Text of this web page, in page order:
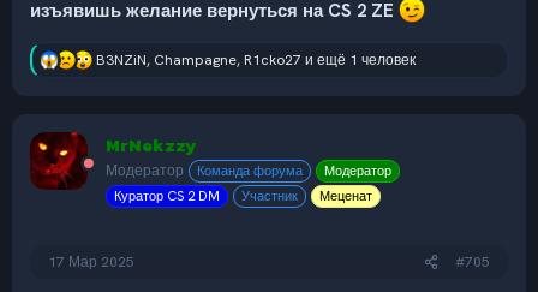
изъявишь желание вернуться на CS 2 ZE
Р
ц
и
и
B3NZiN, Champagne, R1cko27 и ещё 1 человек
MrNekzzy
Модератор Команда форума
Модератор
Куратор CS 2 DM
Участник Меценат
17 Мар 2025 #705